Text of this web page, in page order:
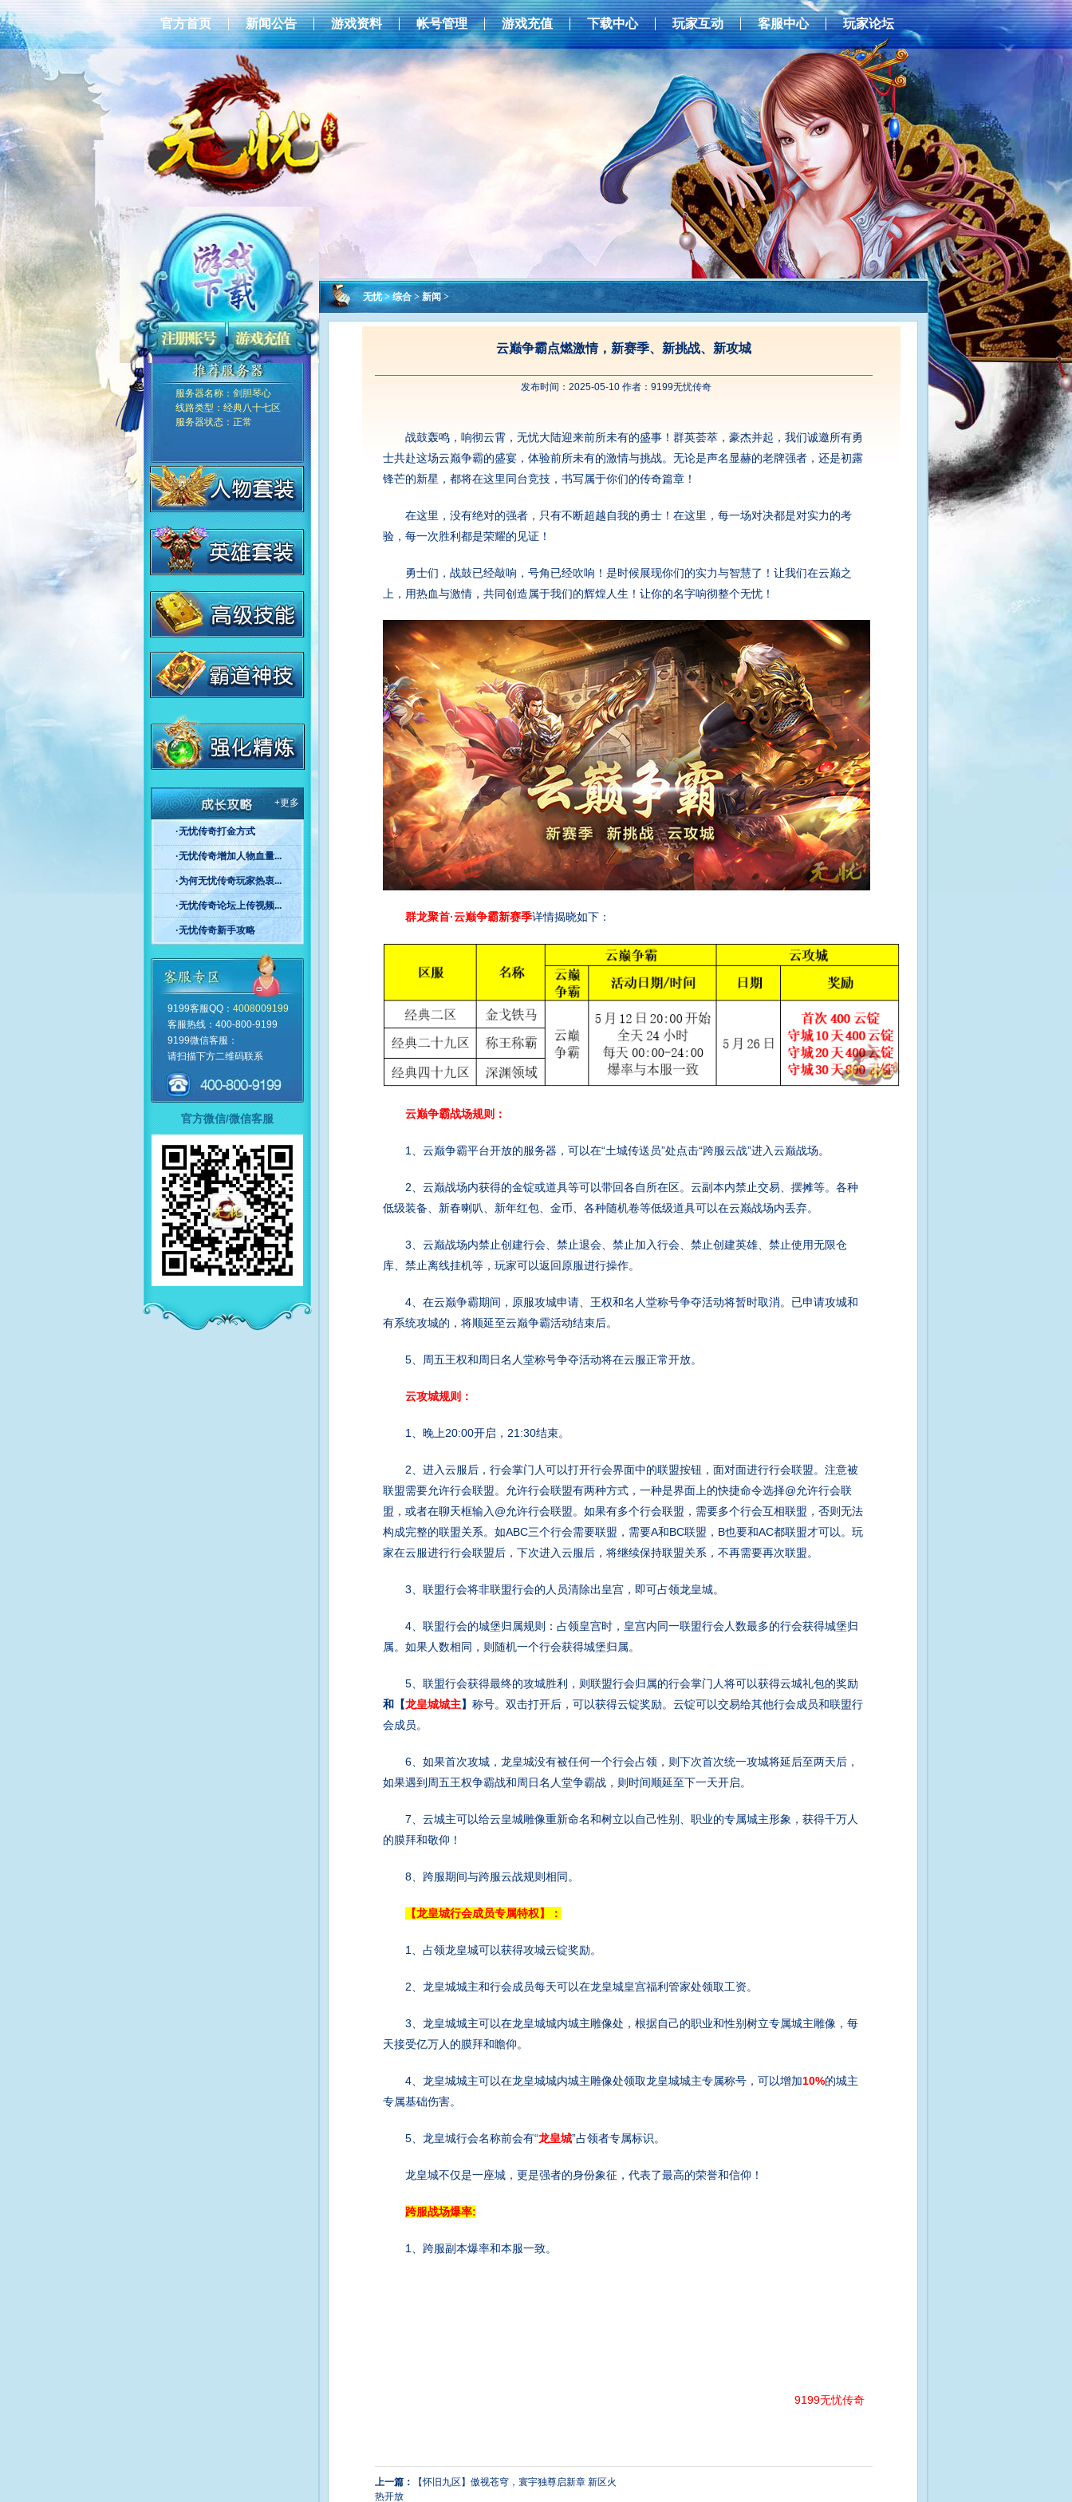
官方首页 新闻公告 游戏资料 帐号管理 游戏充值 下载中心 玩家互动 客服中心 玩家论坛
服务器名称： 剑胆琴心
线路类型： 经典八十七区
服务器状态： 正常
+更多
·无忧传奇打金方式
·无忧传奇增加人物血量...
·为何无忧传奇玩家热衷...
·无忧传奇论坛上传视频...
·无忧传奇新手攻略
无忧客服中心
9199客服QQ： 4008009199
客服热线：400-800-9199
9199微信客服：
请扫描下方二维码联系
官方微信/微信客服
无忧> 综合 > 新闻 >
云巅争霸点燃激情，新赛季、新挑战、新攻城
发布时间：2025-05-10 作者：9199无忧传奇
战鼓轰鸣，响彻云霄，无忧大陆迎来前所未有的盛事！群英荟萃，豪杰并起，我们诚邀所有勇
士共赴这场云巅争霸的盛宴，体验前所未有的激情与挑战。无论是声名显赫的老牌强者，还是初露
锋芒的新星，都将在这里同台竞技，书写属于你们的传奇篇章！
在这里，没有绝对的强者，只有不断超越自我的勇士！在这里，每一场对决都是对实力的考
验，每一次胜利都是荣耀的见证！
勇士们，战鼓已经敲响，号角已经吹响！是时候展现你们的实力与智慧了！让我们在云巅之
上，用热血与激情，共同创造属于我们的辉煌人生！让你的名字响彻整个无忧！
群龙聚首·云巅争霸新赛季详情揭晓如下：
云巅争霸战场规则：
1、云巅争霸平台开放的服务器，可以在“土城传送员”处点击“跨服云战”进入云巅战场。
2、云巅战场内获得的金锭或道具等可以带回各自所在区。云副本内禁止交易、摆摊等。各种
低级装备、新春喇叭、新年红包、金币、各种随机卷等低级道具可以在云巅战场内丢弃。
3、云巅战场内禁止创建行会、禁止退会、禁止加入行会、禁止创建英雄、禁止使用无限仓
库、禁止离线挂机等，玩家可以返回原服进行操作。
4、在云巅争霸期间，原服攻城申请、王权和名人堂称号争夺活动将暂时取消。已申请攻城和
有系统攻城的，将顺延至云巅争霸活动结束后。
5、周五王权和周日名人堂称号争夺活动将在云服正常开放。
云攻城规则：
1、晚上20:00开启，21:30结束。
2、进入云服后，行会掌门人可以打开行会界面中的联盟按钮，面对面进行行会联盟。注意被
联盟需要允许行会联盟。允许行会联盟有两种方式，一种是界面上的快捷命令选择@允许行会联
盟，或者在聊天框输入@允许行会联盟。如果有多个行会联盟，需要多个行会互相联盟，否则无法
构成完整的联盟关系。如ABC三个行会需要联盟，需要A和BC联盟，B也要和AC都联盟才可以。玩
家在云服进行行会联盟后，下次进入云服后，将继续保持联盟关系，不再需要再次联盟。
3、联盟行会将非联盟行会的人员清除出皇宫，即可占领龙皇城。
4、联盟行会的城堡归属规则：占领皇宫时，皇宫内同一联盟行会人数最多的行会获得城堡归
属。如果人数相同，则随机一个行会获得城堡归属。
5、联盟行会获得最终的攻城胜利，则联盟行会归属的行会掌门人将可以获得云城礼包的奖励
和【龙皇城城主】 称号。双击打开后，可以获得云锭奖励。云锭可以交易给其他行会成员和联盟行
会成员。
6、如果首次攻城，龙皇城没有被任何一个行会占领，则下次首次统一攻城将延后至两天后，
如果遇到周五王权争霸战和周日名人堂争霸战，则时间顺延至下一天开启。
7、云城主可以给云皇城雕像重新命名和树立以自己性别、职业的专属城主形象，获得千万人
的膜拜和敬仰！
8、跨服期间与跨服云战规则相同。
【龙皇城行会成员专属特权】：
1、占领龙皇城可以获得攻城云锭奖励。
2、龙皇城城主和行会成员每天可以在龙皇城皇宫福利管家处领取工资。
3、龙皇城城主可以在龙皇城城内城主雕像处，根据自己的职业和性别树立专属城主雕像，每
天接受亿万人的膜拜和瞻仰。
4、龙皇城城主可以在龙皇城城内城主雕像处领取龙皇城城主专属称号，可以增加10%的城主
专属基础伤害。
5、龙皇城行会名称前会有“龙皇城”占领者专属标识。
龙皇城不仅是一座城，更是强者的身份象征，代表了最高的荣誉和信仰！
跨服战场爆率:
1、跨服副本爆率和本服一致。
9199无忧传奇
上一篇：
【怀旧九区】傲视苍穹，寰宇独尊启新章 新区火
热开放